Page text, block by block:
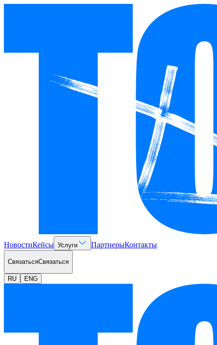
НовостиКейсы Услуги ПартнерыКонтакты
СвязатьсяСвязаться
RU ENG